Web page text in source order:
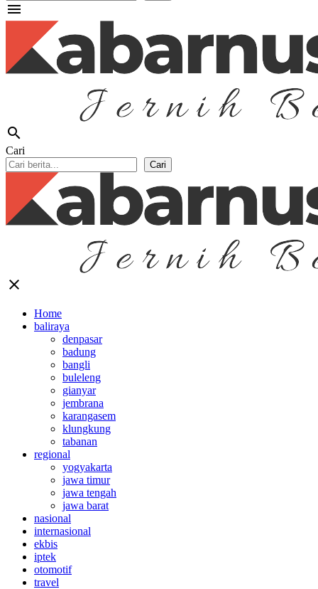
menu
search
Cari
Cari
close
Home
baliraya
denpasar
badung
bangli
buleleng
gianyar
jembrana
karangasem
klungkung
tabanan
regional
yogyakarta
jawa timur
jawa tengah
jawa barat
nasional
internasional
ekbis
iptek
otomotif
travel